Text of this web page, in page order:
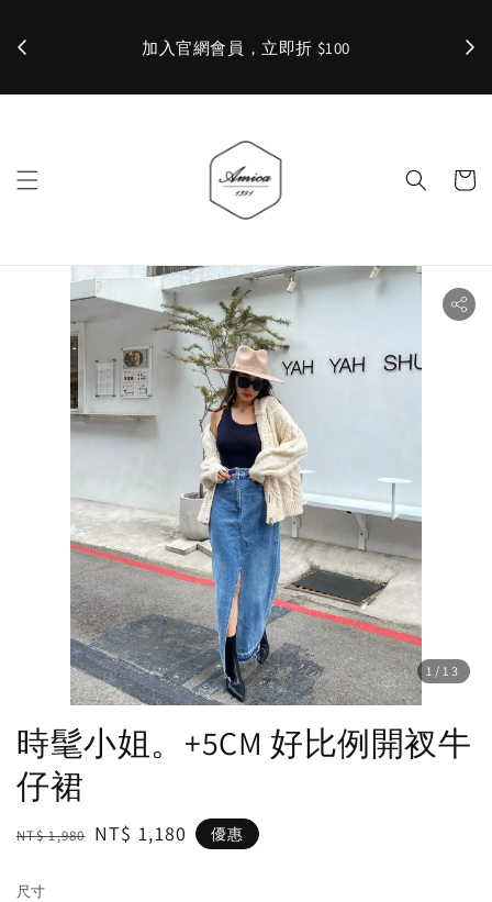
加入官網會員，立即折 $100 ✨
1 /13
時髦小姐。+5CM 好比例開衩牛
仔裙
Regular
NT$ 1,980 Sale
NT$ 1,180 優惠
尺寸